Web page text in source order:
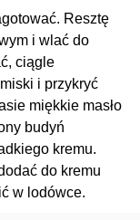
Resztę
i wlać do
ciągle
i przykryć
miękkie masło
budyń
kremu.
do kremu
w lodówce.